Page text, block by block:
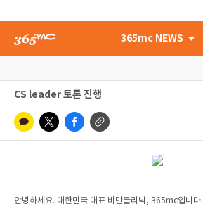
365mc NEWS
CS leader 토론 진행
안녕하세요. 대한민국 대표 비만클리닉, 365mc입니다.